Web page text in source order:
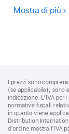
Mostra di più
di
pagina
a
piè
di
pagina
I prezzi sono
(se applicabile), sono
indicazione. L’IVA
normative fiscali
in quanto viene
Distribution
d’ordine mostra l’IVA